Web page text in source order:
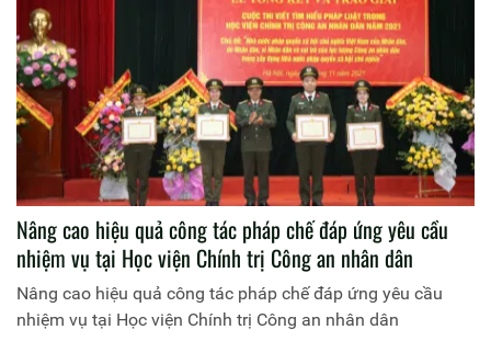
Nâng cao hiệu quả công tác pháp chế đáp ứng yêu cầu
nhiệm vụ tại Học viện Chính trị Công an nhân dân
Nâng cao hiệu quả công tác pháp chế đáp ứng yêu cầu
nhiệm vụ tại Học viện Chính trị Công an nhân dân